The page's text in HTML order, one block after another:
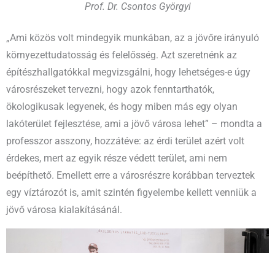
Prof. Dr. Csontos Györgyi
„Ami közös volt mindegyik munkában, az a jövőre irányuló
környezettudatosság és felelősség. Azt szeretnénk az
építészhallgatókkal megvizsgálni, hogy lehetséges-e úgy
városrészeket tervezni, hogy azok fenntarthatók,
ökologikusak legyenek, és hogy miben más egy olyan
lakóterület fejlesztése, ami a jövő városa lehet” – mondta a
professzor asszony, hozzátéve: az érdi terület azért volt
érdekes, mert az egyik része védett terület, ami nem
beépíthető. Emellett erre a városrészre korábban terveztek
egy víztározót is, amit szintén figyelembe kellett venniük a
jövő városa kialakításánál.